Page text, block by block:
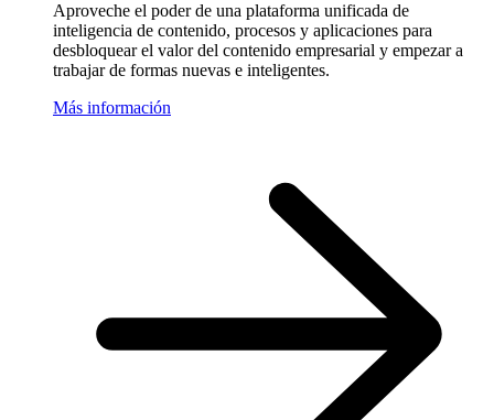
Aproveche el poder de una plataforma unificada de
inteligencia de contenido, procesos y aplicaciones para
desbloquear el valor del contenido empresarial y empezar a
trabajar de formas nuevas e inteligentes.
Más información